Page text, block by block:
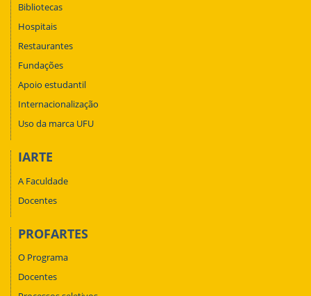
Bibliotecas
Hospitais
Restaurantes
Fundações
Apoio estudantil
Internacionalização
Uso da marca UFU
IARTE
A Faculdade
Docentes
PROFARTES
O Programa
Docentes